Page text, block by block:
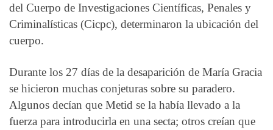
del Cuerpo de Investigaciones Científicas, Penales y
Criminalísticas (Cicpc), determinaron la ubicación del
cuerpo.
Durante los 27 días de la desaparición de María Gracia
se hicieron muchas conjeturas sobre su paradero.
Algunos decían que Metid se la había llevado a la
fuerza para introducirla en una secta; otros creían que